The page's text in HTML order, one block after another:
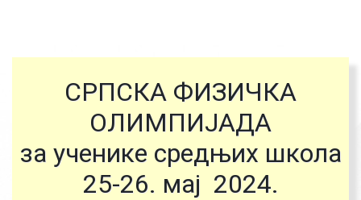
СРПСКА ФИЗИЧКА
ОЛИМПИЈАДА
за ученике средњих школа
25-26. мај 2024.